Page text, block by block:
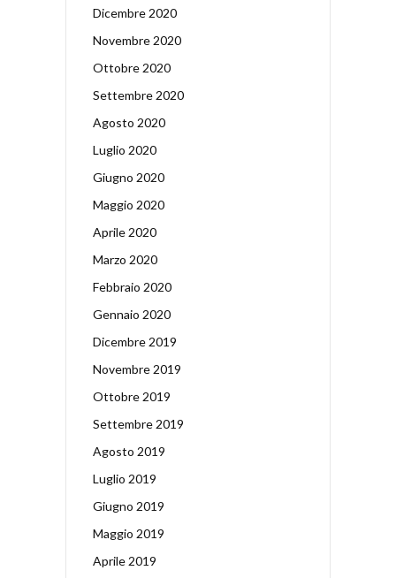
Dicembre 2020
Novembre 2020
Ottobre 2020
Settembre 2020
Agosto 2020
Luglio 2020
Giugno 2020
Maggio 2020
Aprile 2020
Marzo 2020
Febbraio 2020
Gennaio 2020
Dicembre 2019
Novembre 2019
Ottobre 2019
Settembre 2019
Agosto 2019
Luglio 2019
Giugno 2019
Maggio 2019
Aprile 2019